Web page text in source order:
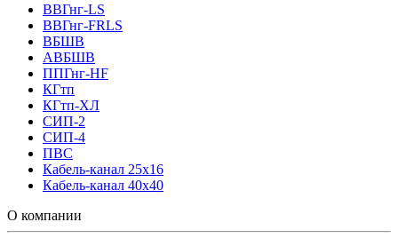
ВВГнг-LS
ВВГнг-FRLS
ВБШВ
АВБШВ
ППГнг-HF
КГтп
КГтп-ХЛ
СИП-2
СИП-4
ПВС
Кабель-канал 25х16
Кабель-канал 40х40
О компании